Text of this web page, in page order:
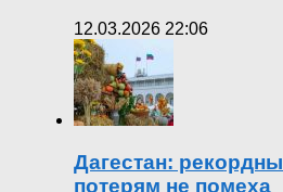
12.03.2026 22:06
Дагестан:
потерям не помеха